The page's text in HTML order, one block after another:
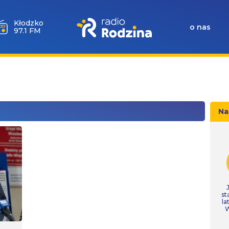
Kłodzko
97.1 FM
o nas